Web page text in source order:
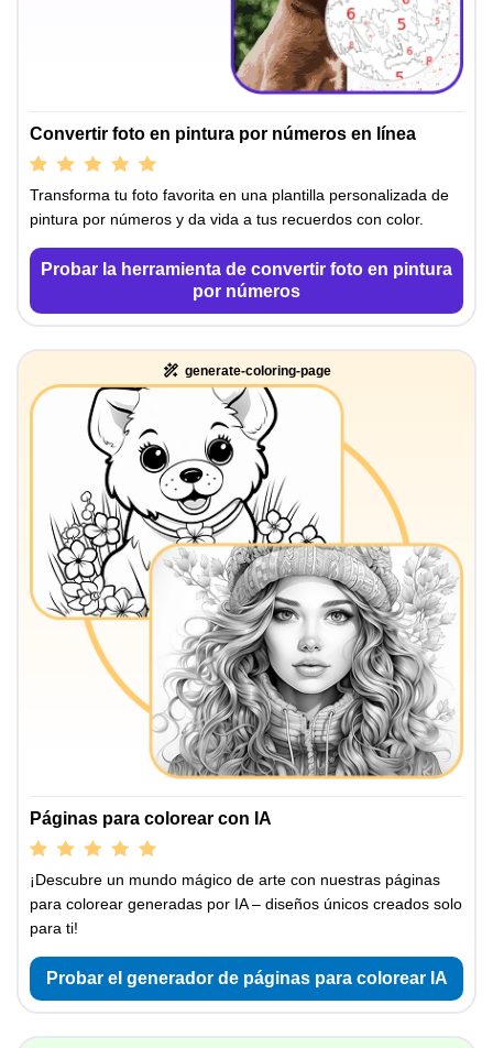
Convertir foto en pintura por números en línea
Transforma tu foto favorita en una plantilla personalizada de
pintura por números y da vida a tus recuerdos con color.
Probar la herramienta de convertir foto en pintura
por números
generate-coloring-page
Páginas para colorear con IA
¡Descubre un mundo mágico de arte con nuestras páginas
para colorear generadas por IA – diseños únicos creados solo
para ti!
Probar el generador de páginas para colorear IA